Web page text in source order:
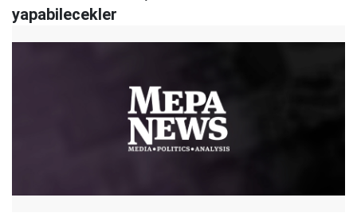
yapabilecekler